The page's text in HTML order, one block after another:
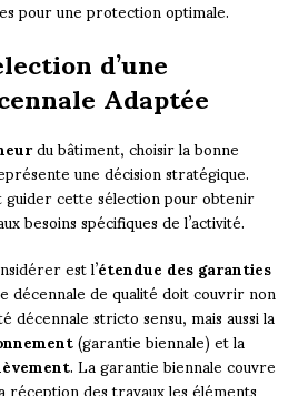
pour une protection optimale.
d’une
Adaptée
du bâtiment, choisir la bonne
une décision stratégique.
cette sélection pour obtenir
besoins spécifiques de l’activité.
est l’étendue des garanties
décennale de qualité doit couvrir non
décennale stricto sensu, mais aussi la
(garantie biennale) et la
. La garantie biennale couvre